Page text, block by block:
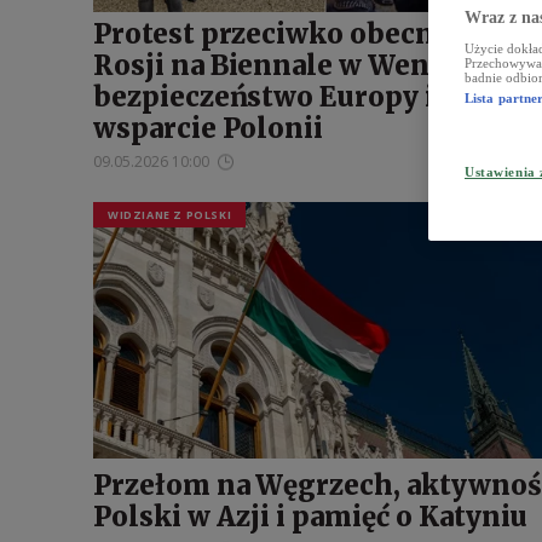
Protest przeciwko obecności
Rosji na Biennale w Wenecji,
bezpieczeństwo Europy i
wsparcie Polonii
09.05.2026 10:00
WIDZIANE Z POLSKI
Przełom na Węgrzech,
Polski w Azji i pamięć o Katyniu
Wraz z
Użycie
badnie
Lista
Ustawienia